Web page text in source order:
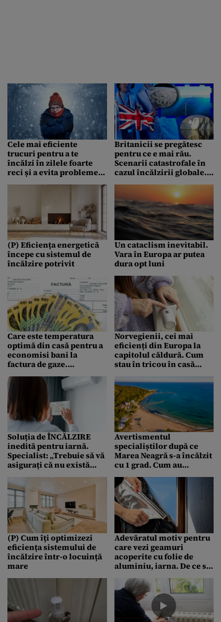
Cele mai eficiente
trucuri pentru a te
încălzi în zilele foarte
reci și a evita problemele
Britanicii se pregătesc
pentru ce e mai rău.
Scenarii catastrofale în
cazul încălzirii globale.
pierde Imperiul
(P) Eficiența energetică
începe cu sistemul de
încălzire potrivit
Un cataclism inevitabil.
Vara în Europa ar putea
dura opt luni
Care este temperatura
optimă din casă pentru a
economisi bani la
factura de gaze.
valoare trebuie setată la
TERMOSTAT
Norvegienii, cei mai
eficienți din Europa la
capitolul căldură. Cum
stau în tricou în casă
Soluția de ÎNCĂLZIRE
inedită pentru iarnă.
Specialist: „Trebuie să vă
asigurați că nu există
căldurii”
Avertismentul
specialiștilor după ce
Marea Neagră s-a încălzit
cu 1 grad. Cum au
(P) Cum îți optimizezi
eficiența sistemului de
încălzire într-o locuință
mare
Adevăratul motiv pentru
care vezi geamuri
acoperite cu folie de
aluminiu, iarna. De ce se